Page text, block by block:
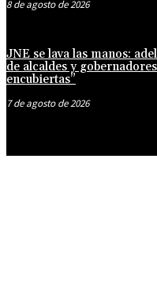
8 de agosto de 2026
JNE se lava las manos:
de alcaldes y
encubiertas”
7 de agosto de 2026